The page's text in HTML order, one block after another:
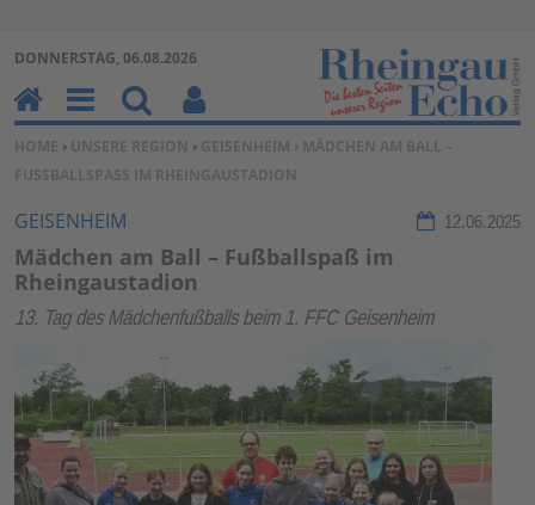
Zum Inhalt springen ↓
DONNERSTAG, 06.08.2026
SIE BEFINDEN SICH HIER:
HOME › UNSERE REGION › GEISENHEIM › MÄDCHEN AM BALL –
FUSSBALLSPASS IM RHEINGAUSTADION
GEISENHEIM 12.06.2025
Mädchen am Ball – Fußballspaß im
Rheingaustadion
13. Tag des Mädchenfußballs beim 1. FFC Geisenheim
H
o
m
e
M
en
u
Su
ch
en
Be
nu
tz
un
kti
on